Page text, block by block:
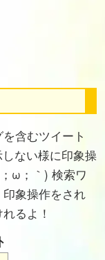
含むツイート
ない様に印象操
ω；｀) 検索ワ
象操作をされ
るよ！